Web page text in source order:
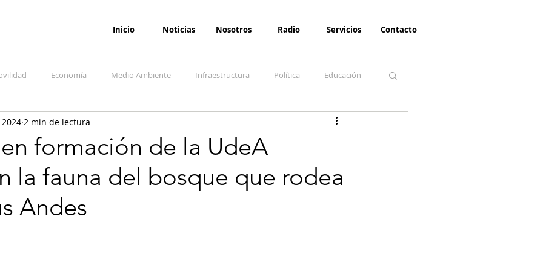
Inicio Noticias Nosotros Radio Servicios Contacto
Economía Medio Ambiente Infraestructura Política Educación
Salud Opinión Paz
Vida y sociedad Denuncia Ciudadana Conflicto armado interno Turismo
formación de la UdeA
la fauna del bosque que rodea
Andes
2 min de lectura